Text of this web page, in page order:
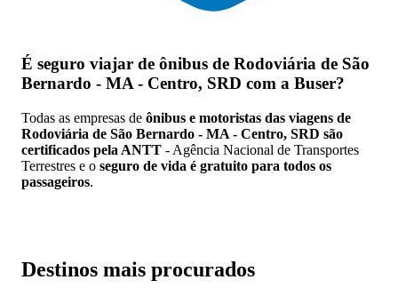
É seguro viajar de ônibus de Rodoviária de São
Bernardo - MA - Centro, SRD com a Buser?
Todas as empresas de ônibus e motoristas das viagens de
Rodoviária de São Bernardo - MA - Centro, SRD são
certificados pela ANTT - Agência Nacional de Transportes
Terrestres e o seguro de vida é gratuito para todos os
passageiros.
Destinos mais procurados